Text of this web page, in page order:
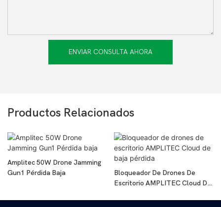
ENVIAR CONSULTA AHORA
Productos Relacionados
Amplitec 50W Drone Jamming
Gun1 Pérdida Baja
Bloqueador De Drones De
Escritorio AMPLITEC Cloud De